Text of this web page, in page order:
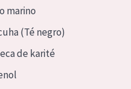
marino
(Té negro)
de karité